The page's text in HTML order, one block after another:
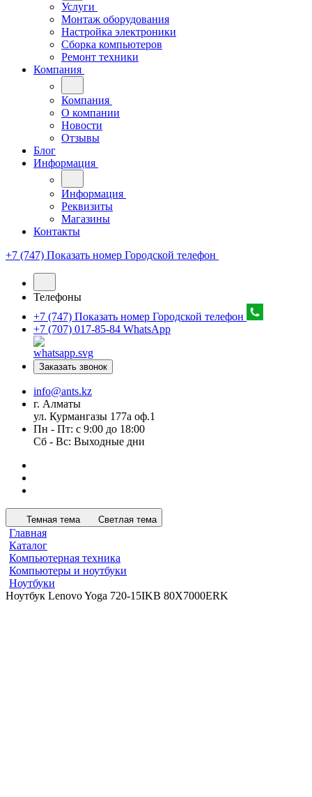
Услуги
Монтаж оборудования
Настройка электроники
Сборка компьютеров
Ремонт техники
Компания
Компания
О компании
Новости
Отзывы
Блог
Информация
Информация
Реквизиты
Магазины
Контакты
+7 (747) Показать номер Городской телефон
Телефоны
+7 (747) Показать номер Городской телефон
+7 (707) 017-85-84 WhatsApp
Заказать звонок
info@ants.kz
г. Алматы
ул. Курмангазы 177а оф.1
Пн - Пт: с 9:00 до 18:00
Сб - Вс: Выходные дни
Темная тема Светлая тема
Главная
Каталог
Компьютерная техника
Компьютеры и ноутбуки
Ноутбуки
Ноутбук Lenovo Yoga 720-15IKB 80X7000ERK